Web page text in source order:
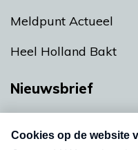
Meldpunt Actueel
Heel Holland Bakt
Nieuwsbrief
nieuwsbrief. Elke